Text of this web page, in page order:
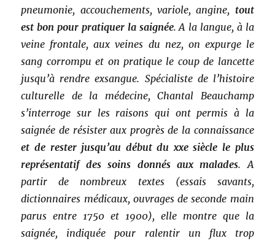
pneumonie, accouchements, variole, angine, tout
est bon pour pratiquer la saignée. A la langue, à la
veine frontale, aux veines du nez, on expurge le
sang corrompu et on pratique le coup de lancette
jusqu’à rendre exsangue. Spécialiste de l’histoire
culturelle de la médecine, Chantal Beauchamp
s’interroge sur les raisons qui ont permis à la
saignée de résister aux progrès de la connaissance
et de rester jusqu’au début du xxe siècle le plus
représentatif des soins donnés aux malades. A
partir de nombreux textes (essais savants,
dictionnaires médicaux, ouvrages de seconde main
parus entre 1750 et 1900), elle montre que la
saignée, indiquée pour ralentir un flux trop